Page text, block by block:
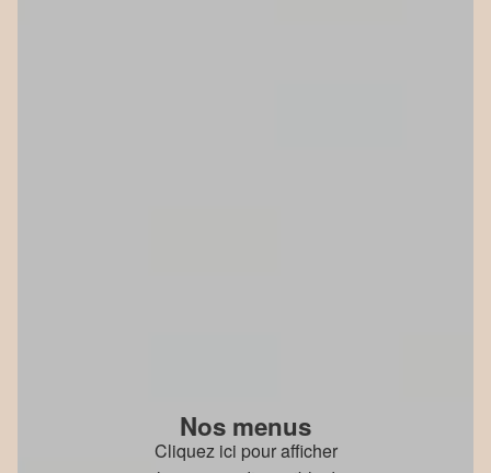
Nos menus
Cliquez ici pour afficher